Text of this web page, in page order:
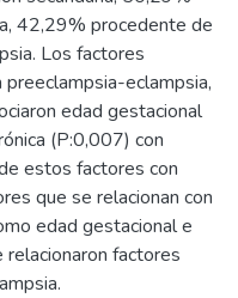
42,29% procedente de
Los factores
eclampsia,
edad gestacional
(P:0,007) con
estos factores con
que se relacionan con
edad gestacional e
factores